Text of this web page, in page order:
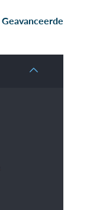
Geavanceerde